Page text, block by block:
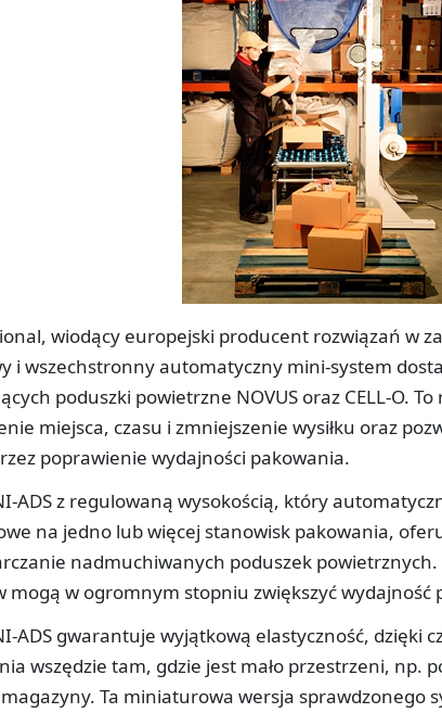
wiodący europejski producent rozwiązań w
i wszechstronny automatyczny mini-system
poduszki powietrzne NOVUS oraz CELL-O.
miejsca, czasu i zmniejszenie wysiłku oraz
poprawienie wydajności pakowania.
ADS z regulowaną wysokością, który
na jedno lub więcej stanowisk pakowania,
nadmuchiwanych poduszek
mogą w ogromnym stopniu zwiększyć wydajność
ADS gwarantuje wyjątkową elastyczność, dzięki
wszędzie tam, gdzie jest mało przestrzeni, np.
Ta miniaturowa wersja sprawdzonego